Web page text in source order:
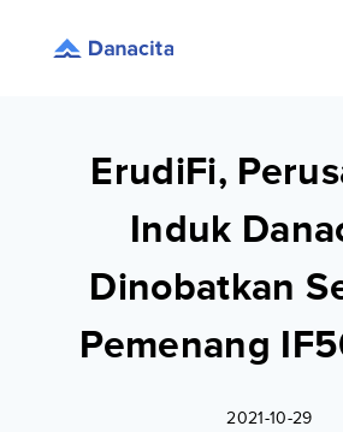
ErudiFi,
Induk
Dinobatkan
Pemenang
2021-10-29